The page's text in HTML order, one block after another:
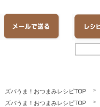
ズバうま！おつまみレシピTOP
ズバうま！おつまみレシピTOP